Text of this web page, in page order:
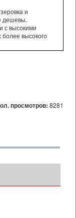
и
дешевы.
с высокими
более высокого
просмотров: 8281